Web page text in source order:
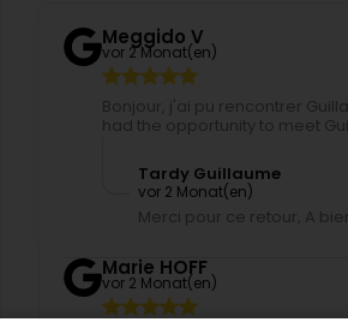
Meggido V
vor 2 Monat(en)
Bonjour, j'ai pu rencontrer
had the opportunity to meet
Tardy Guillaume
vor 2 Monat(en)
Merci pour ce retour, A
Marie HOFF
vor 2 Monat(en)